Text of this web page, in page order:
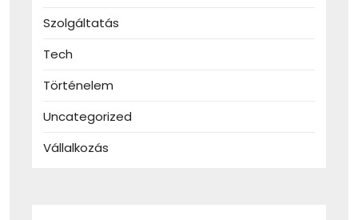
Szolgáltatás
Tech
Történelem
Uncategorized
Vállalkozás